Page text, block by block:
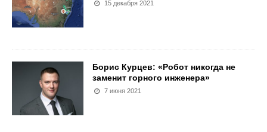
15 декабря 2021
Борис Курцев: «Робот никогда не
заменит горного инженера»
7 июня 2021